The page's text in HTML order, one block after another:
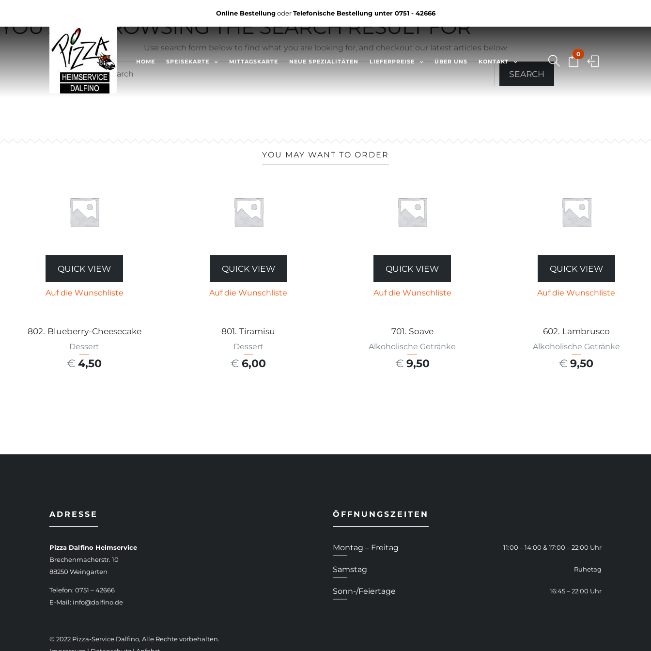
Online BestellungoderTelefonische Bestellung unter 0751 - 42666
HOME SPEISEKARTE MITTAGSKARTE NEUE SPEZIALITÄTEN LIEFERPREISE ÜBER UNS KONTAKT
0
YOU ARE BROWSING THE SEARCH RESULT FOR ""
Use search form below to find what you are looking for, and checkout our latest articles below
YOU MAY WANT TO ORDER
QUICK VIEW
Auf die Wunschliste
802. Blueberry-Cheesecake
Dessert
€ 4,50
QUICK VIEW
Auf die Wunschliste
801. Tiramisu
Dessert
€ 6,00
QUICK VIEW
Auf die Wunschliste
701. Soave
Alkoholische Getränke
€ 9,50
QUICK VIEW
Auf die Wunschliste
602. Lambrusco
Alkoholische Getränke
€ 9,50
ADRESSE
Pizza Dalfino Heimservice
Brechenmacherstr. 10
88250 Weingarten
Telefon: 0751 – 42666
E-Mail: info@dalfino.de
© 2022 Pizza-Service Dalfino, Alle Rechte vorbehalten.
ÖFFNUNGSZEITEN
Montag – Freitag 11:00 – 14:00 & 17:00 – 22:00 Uhr
Samstag Ruhetag
Sonn-/Feiertage 16:45 – 22:00 Uhr